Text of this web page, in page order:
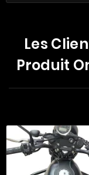
Les
Produit